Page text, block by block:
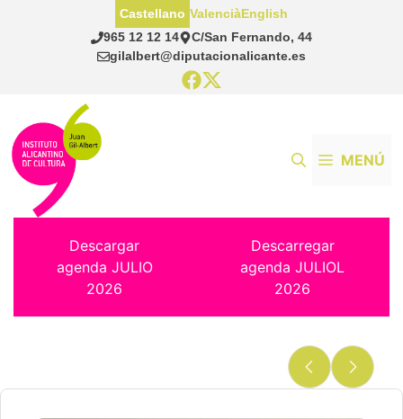
965 12 12 14
C/San Fernando, 44
gilalbert@diputacionalicante.es
Castellano ValenciàEnglish
MENÚ
Descargar
agenda JULIO
2026
Descarregar
agenda JULIOL
2026